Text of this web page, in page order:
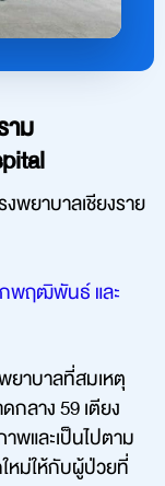
าม
งพยาบาลเชียงราย
กพฤฒิพันธ์ และ
ยาบาลที่สมเหตุ
กลาง 59 เตียง
พและเป็นไปตาม
ใหม่ให้กับผู้ป่วยที่